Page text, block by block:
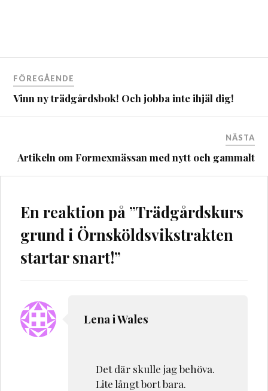
Inläggsnavigering
FÖREGÅENDE
Vinn ny trädgårdsbok! Och jobba inte ihjäl dig!
NÄSTA
Artikeln om Formexmässan med nytt och gammalt
En reaktion på ”Trädgårdskurs
grund i Örnsköldsvikstrakten
startar snart!”
Lena i Wales
Det där skulle jag behöva.
Lite långt bort bara.